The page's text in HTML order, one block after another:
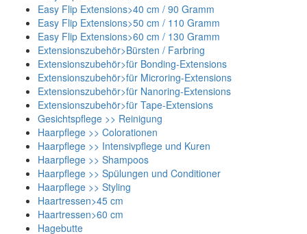
Easy Flip Extensions>40 cm / 90 Gramm
Easy Flip Extensions>50 cm / 110 Gramm
Easy Flip Extensions>60 cm / 130 Gramm
Extensionszubehör>Bürsten / Farbring
Extensionszubehör>für Bonding-Extensions
Extensionszubehör>für Microring-Extensions
Extensionszubehör>für Nanoring-Extensions
Extensionszubehör>für Tape-Extensions
Gesichtspflege >> Reinigung
Haarpflege >> Colorationen
Haarpflege >> Intensivpflege und Kuren
Haarpflege >> Shampoos
Haarpflege >> Spülungen und Conditioner
Haarpflege >> Styling
Haartressen>45 cm
Haartressen>60 cm
Hagebutte